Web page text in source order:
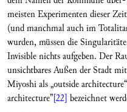
meisten Experimenten dieser
(und manchmal auch im
wurden, müssen die
Invisible nichts aufgeben. Der
unsichtbares Außen der Stadt
Miyoshi als „outside architecture“
architecture”[22] bezeichnet